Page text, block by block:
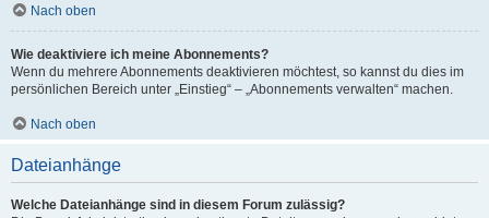
Nach oben
Wie deaktiviere ich meine Abonnements?
Wenn du mehrere Abonnements deaktivieren möchtest, so kannst du dies im
persönlichen Bereich unter „Einstieg“ – „Abonnements verwalten“ machen.
Nach oben
Dateianhänge
Welche Dateianhänge sind in diesem Forum zulässig?